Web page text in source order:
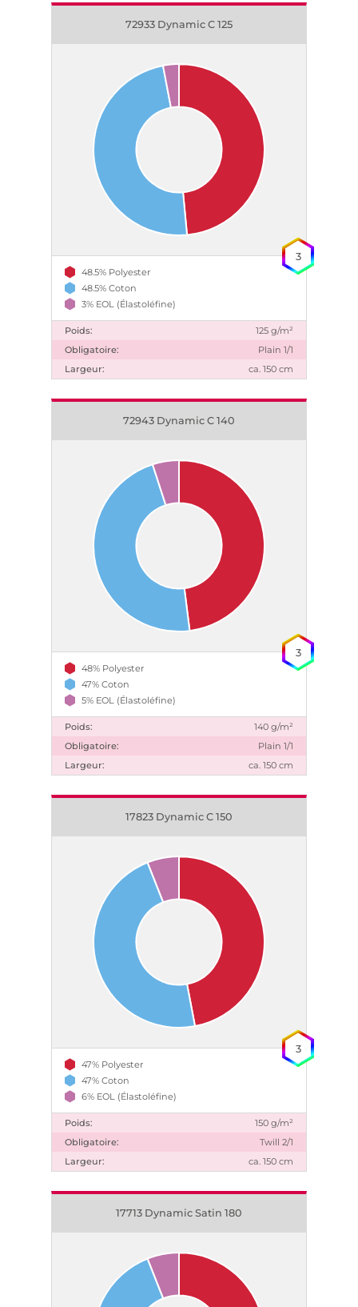
72933 Dynamic C 125
48.5% Polyester
48.5% Coton
3% EOL (Élastoléfine)
Poids:
125 g/m²
Obligatoire:
Plain 1/1
Largeur:
ca. 150 cm
3
72943 Dynamic C 140
48% Polyester
47% Coton
5% EOL (Élastoléfine)
Poids:
140 g/m²
Obligatoire:
Plain 1/1
Largeur:
ca. 150 cm
3
17823 Dynamic C 150
47% Polyester
47% Coton
6% EOL (Élastoléfine)
Poids:
150 g/m²
Obligatoire:
Twill 2/1
Largeur:
ca. 150 cm
3
17713 Dynamic Satin 180